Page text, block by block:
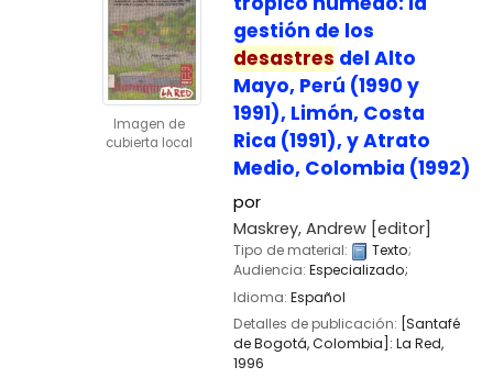
Imagen de
cubierta local
gestión de los
desastres del Alto
Mayo, Perú (1990 y
1991), Limón, Costa
Rica (1991), y Atrato
Medio, Colombia (1992)
por
Maskrey, Andrew[editor]
Tipo de material: Texto;
Audiencia: Especializado;
Idioma: Español
Detalles de publicación: [Santafé
de Bogotá, Colombia]: La Red,
1996